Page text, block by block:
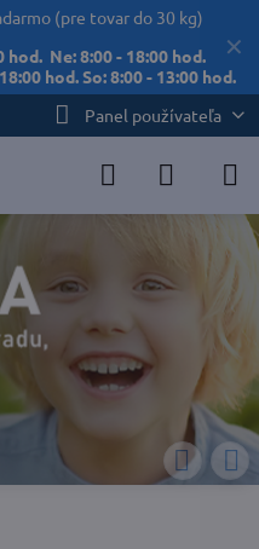
✕
(pre tovar do 30 kg)
hod. Ne: 8:00 - 18:00 hod.
hod. So: 8:00 - 13:00 hod.
Panel používateľa